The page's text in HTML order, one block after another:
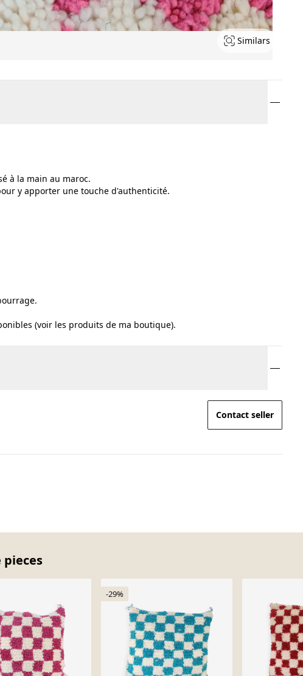
Similars
à la main au maroc.
y apporter une touche d'authenticité.
(voir les produits de ma boutique).
Contact seller
-29%